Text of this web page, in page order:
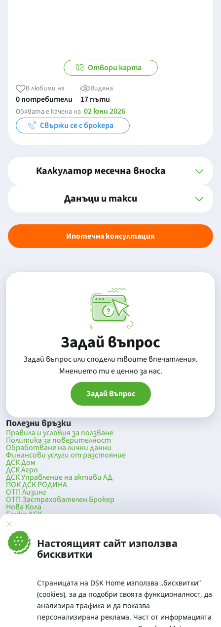
Настоящият сайт използва
бисквитки
Страницата на DSK Home използва „бисквитки“
(cookies), за да подобри своята функционалност, да
анализира трафика и да показва
персонализирана реклама. Част от информацията
Отвори карта
В любими на
0 потребители
Видяна
17 пъти
Обявата е качена на 02 юни 2026
Свържи се с брокера
Калкулатор месечна вноска
Данъци и такси
Ипотечна консултация
Задай въпрос
Задай въпрос или сподели твоите впечатления.
Mнението ти е ценно за нас.
Задай въпрос
Полезни връзки
Правила и условия за ползване
Политика за поверителност
Обработване на лични данни
Финансови услуги от разстояние
ДСК Дом
ДСК Агро
ДСК Управление на активи АД
ПОК ДСК РОДИНА
ОТП Лизинг
ОТП Застрахователен Брокер
Нова Кола
Банка ДСК
DSK Mobile
Оферти за продажба от Банка ДСК
Клонова мрежа и банкомати
До началото на страницата